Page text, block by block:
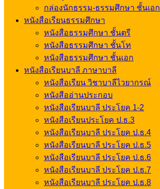
กล่องนักธรรม-ธรรมศึกษา ชั้นเอก
หนังสือเรียนธรรมศึกษา
หนังสือธรรมศึกษา ชั้นตรี
หนังสือธรรมศึกษา ชั้นโท
หนังสือธรรมศึกษา ชั้นเอก
หนังสือเรียนบาลี ภาษาบาลี
หนังสือเรียน วิชาบาลีไวยากรณ์
หนังสืออ่านประกอบ
หนังสือเรียนบาลี ประโยค 1-2
หนังสือเรียนประโยค ป.ธ.3
หนังสือเรียนบาลี ประโยค ป.ธ.4
หนังสือเรียนบาลี ประโยค ป.ธ.5
หนังสือเรียนบาลี ประโยค ป.ธ.6
หนังสือเรียนบาลี ประโยค ป.ธ.7
หนังสือเรียนบาลี ประโยค ป.ธ.8